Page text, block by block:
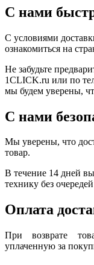
С нами
С условиями
ознакомиться на
Не забудьте
1CLICK.ru или по
мы будем уверены,
С нами
Мы уверены, что
товар.
В течение 14 дней
технику без
Оплата
При возврате
уплаченную за